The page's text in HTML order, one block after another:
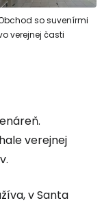
so suvenírmi
verejnej časti
verejnej
v Santa